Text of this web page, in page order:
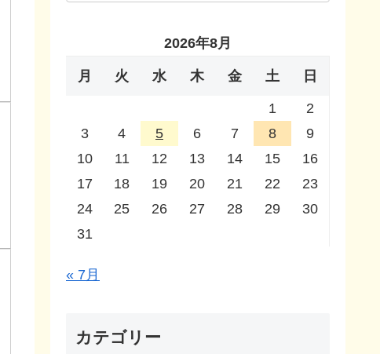
2026年8月
月 火 水 木 金 土 日
1
2
3
4 5 6 7 8
9
10
11 12 13 14 15
16
17
18 19 20 21 22
23
24
25 26 27 28 29
30
31
« 7月
カテゴリー